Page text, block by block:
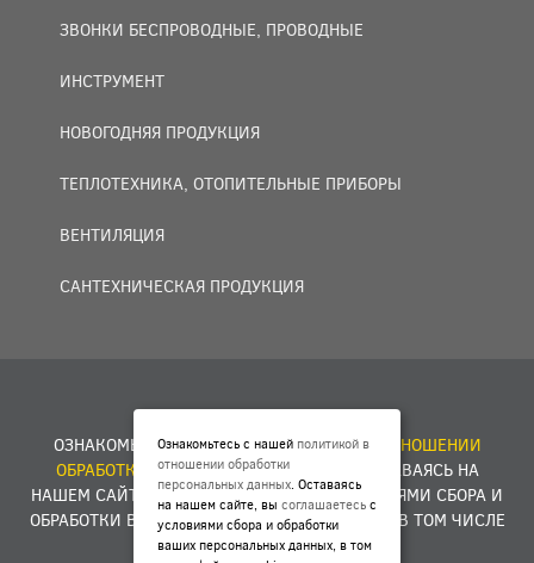
ЗВОНКИ БЕСПРОВОДНЫЕ, ПРОВОДНЫЕ
ИНСТРУМЕНТ
НОВОГОДНЯЯ ПРОДУКЦИЯ
ТЕПЛОТЕХНИКА, ОТОПИТЕЛЬНЫЕ ПРИБОРЫ
ВЕНТИЛЯЦИЯ
САНТЕХНИЧЕСКАЯ ПРОДУКЦИЯ
ОЗНАКОМЬТЕСЬ С НАШЕЙПОЛИТИКОЙ В ОТНОШЕНИИ
ОБРАБОТКИ ПЕРСОНАЛЬНЫХ ДАННЫХ
. ОСТАВАЯСЬ НА
НАШЕМ САЙТЕ, ВЫСОГЛАШАЕТЕСЬС УСЛОВИЯМИ СБОРА И
ОБРАБОТКИ ВАШИХ ПЕРСОНАЛЬНЫХ ДАННЫХ, В ТОМ ЧИСЛЕ
ФАЙЛОВ COOKIES.
Ознакомьтесь с нашей политикой в
отношении обработки
персональных данных. Оставаясь
на нашем сайте, вы соглашаетесь с
условиями сбора и обработки
ваших персональных данных, в том